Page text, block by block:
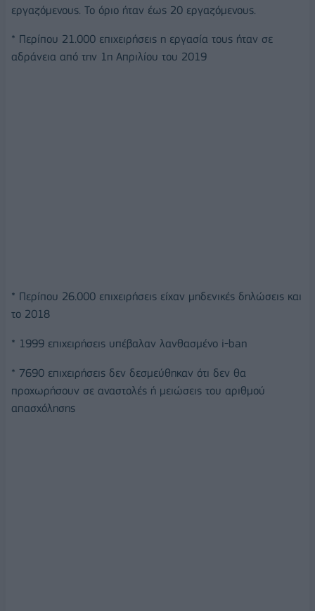
εργαζόμενους. Το όριο ήταν έως 20 εργαζόμενους.
* Περίπου 21.000 επιχειρήσεις η εργασία τους ήταν σε
αδράνεια από την 1η Απριλίου του 2019
* Περίπου 26.000 επιχειρήσεις είχαν μηδενικές δηλώσεις και
το 2018
* 1999 επιχειρήσεις υπέβαλαν λανθασμένο i-ban
* 7690 επιχειρήσεις δεν δεσμεύθηκαν ότι δεν θα
προχωρήσουν σε αναστολές ή μειώσεις του αριθμού
απασχόλησης